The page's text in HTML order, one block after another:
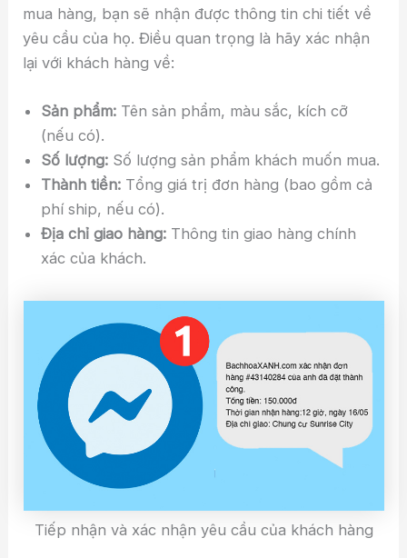
mua hàng, bạn sẽ nhận được thông tin chi tiết về
yêu cầu của họ. Điều quan trọng là hãy xác nhận
lại với khách hàng về:
Sản phẩm: Tên sản phẩm, màu sắc, kích cỡ
(nếu có).
Số lượng: Số lượng sản phẩm khách muốn mua.
Thành tiền: Tổng giá trị đơn hàng (bao gồm cả
phí ship, nếu có).
Địa chỉ giao hàng: Thông tin giao hàng chính
xác của khách.
Tiếp nhận và xác nhận yêu cầu của khách hàng